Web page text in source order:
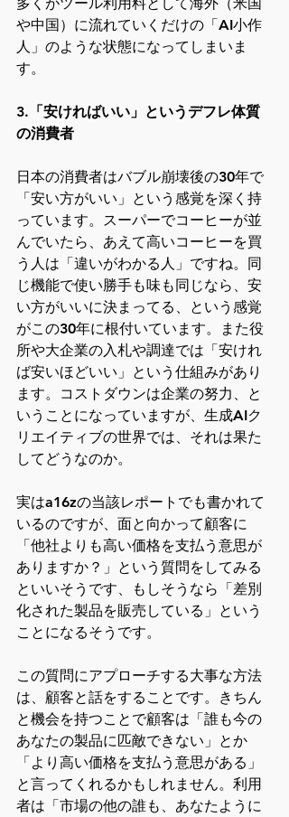
や中国）に流れていくだけの「AI小作
人」のような状態になってしまいま
す。
3.「安ければいい」というデフレ体質
の消費者
日本の消費者はバブル崩壊後の30年で
「安い方がいい」という感覚を深く持
っています。スーパーでコーヒーが並
んでいたら、あえて高いコーヒーを買
う人は「違いがわかる人」ですね。同
じ機能で使い勝手も味も同じなら、安
い方がいいに決まってる、という感覚
がこの30年に根付いています。また役
所や大企業の入札や調達では「安けれ
ば安いほどいい」という仕組みがあり
ます。コストダウンは企業の努力、と
いうことになっていますが、生成AIク
リエイティブの世界では、それは果た
してどうなのか。
実はa16zの当該レポートでも書かれて
いるのですが、面と向かって顧客に
「他社よりも高い価格を支払う意思が
ありますか？」という質問をしてみる
といいそうです、もしそうなら「差別
化された製品を販売している」という
ことになるそうです。
この質問にアプローチする大事な方法
は、顧客と話をすることです。きちん
と機会を持つことで顧客は「誰も今の
あなたの製品に匹敵できない」とか
「より高い価格を支払う意思がある」
と言ってくれるかもしれません。利用
者は「市場の他の誰も、あなたように